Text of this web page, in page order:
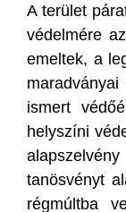
A terület
védelmére
emeltek, a
ismert
helyszíni
tanösvényt
régmúltba